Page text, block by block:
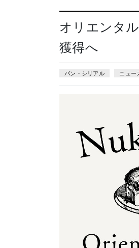
オリエンタ
獲得へ
パン・シリアル ニュー